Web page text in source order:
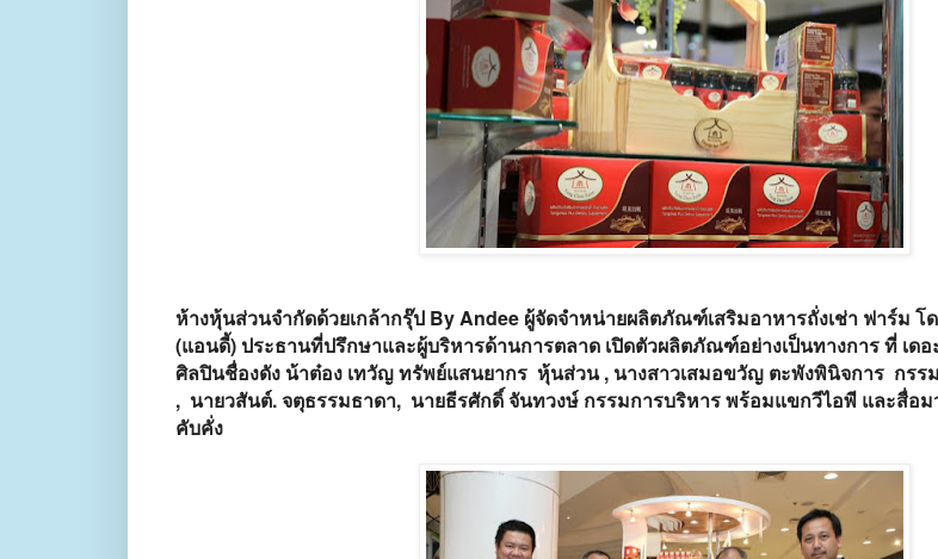
ห้างหุ้นส่วนจำกัดด้วยเกล้ากรุ๊ป By Andee ผู้จัดจำหน่ายผลิตภัณฑ์เสริมอาหารถั่งเช่า ฟาร์ม โ
(แอนดี้) ประธานที่ปรึกษาและผู้บริหารด้านการตลาด เปิดตัวผลิตภัณฑ์อย่างเป็นทางการ ที่ เด
ศิลปินชื่องดัง น้าต๋อง เทวัญ ทรัพย์แสนยากร หุ้นส่วน , นางสาวเสมอขวัญ ตะพังพินิจการ กรร
, นายวสันต์. จตุธรรมธาดา, นายธีรศักดิ์ จันทวงษ์ กรรมการบริหาร พร้อมแขกวีไอพี และสื่อ
คับคั่ง